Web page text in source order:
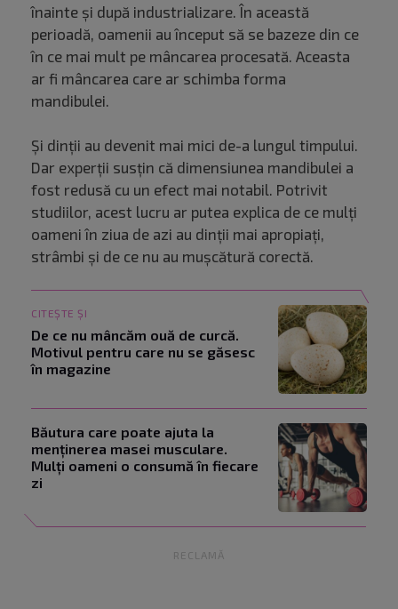
înainte și după industrializare. În această
perioadă, oamenii au început să se bazeze din ce
în ce mai mult pe mâncarea procesată. Aceasta
ar fi mâncarea care ar schimba forma
mandibulei.
Și dinții au devenit mai mici de-a lungul timpului.
Dar experții susțin că dimensiunea mandibulei a
fost redusă cu un efect mai notabil. Potrivit
studiilor, acest lucru ar putea explica de ce mulți
oameni în ziua de azi au dinții mai apropiați,
strâmbi și de ce nu au mușcătură corectă.
CITEȘTE ȘI
De ce nu mâncăm ouă de curcă.
Motivul pentru care nu se găsesc
în magazine
Băutura care poate ajuta la
menținerea masei musculare.
Mulți oameni o consumă în fiecare
zi
RECLAMĂ